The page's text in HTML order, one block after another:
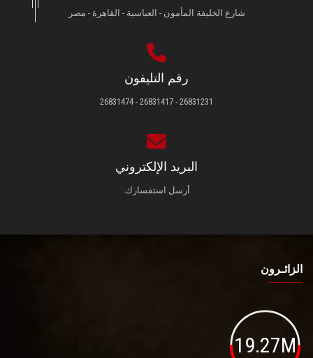
شارع الخليفة المأمون - العباسية - القاهرة - مصر
رقم التليفون
26831231 - 26831417 - 26831474
البريد الإلكتروني
أرسل استفسارك.
الزائـرون
19.27M